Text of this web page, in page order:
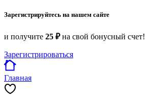
Зарегистрируйтесь на нашем сайте
и получите 25 ₽на свой бонусный счет!
Зарегистрироваться
Главная